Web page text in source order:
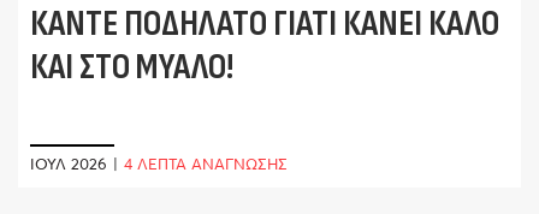
ΚΆΝΤΕ ΠΟΔΉΛΑΤΟ ΓΙΑΤΊ ΚΆΝΕΙ ΚΑΛΌ
ΚΑΙ ΣΤΟ ΜΥΑΛΌ!
ΙΟΎΛ 2026 | 4 ΛΕΠΤΑ ΑΝΑΓΝΩΣΗΣ